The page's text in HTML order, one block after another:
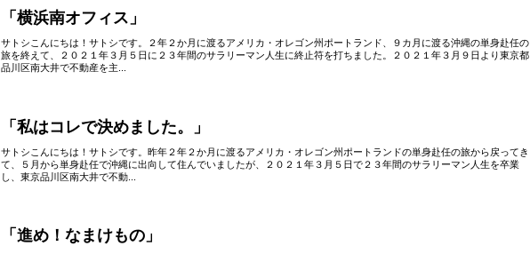
「横浜南オフィス」
サトシこんにちは！サトシです。２年２か月に渡るアメリカ・オレゴン州ポートランド、９カ月に渡る沖縄の単身赴任の
旅を終えて、２０２１年３月５日に２３年間のサラリーマン人生に終止符を打ちました。２０２１年３月９日より東京都
品川区南大井で不動産を主...
「私はコレで決めました。」
サトシこんにちは！サトシです。昨年２年２か月に渡るアメリカ・オレゴン州ポートランドの単身赴任の旅から戻ってき
て、５月から単身赴任で沖縄に出向して住んでいましたが、２０２１年３月５日で２３年間のサラリーマン人生を卒業
し、東京品川区南大井で不動...
「進め！なまけもの」